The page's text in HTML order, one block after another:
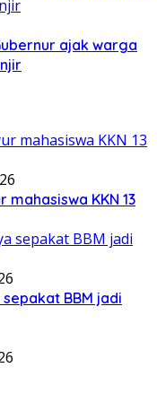
ajak warga
KKN 13
BBM jadi